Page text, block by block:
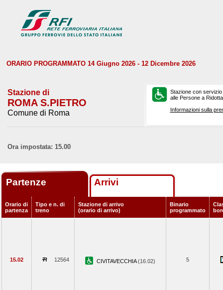
ORARIO PROGRAMMATO 14 Giugno 2026 - 12 Dicembre 2026
Stazione di
ROMA S.PIETRO
Comune di Roma
Stazione con
alle Persone a
Informazioni sulla
Ora impostata: 15.00
Partenze Arrivi
Orario di
partenza
Tipo e n. di
treno
Stazione di arrivo
(orario di arrivo)
Binario
programmato
15.02 12564 CIVITAVECCHIA(16.02) 5